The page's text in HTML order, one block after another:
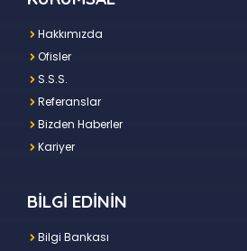
Hakkımızda
Ofisler
S.S.S.
Referanslar
Bizden Haberler
Kariyer
BİLGİ EDİNİN
Bilgi Bankası